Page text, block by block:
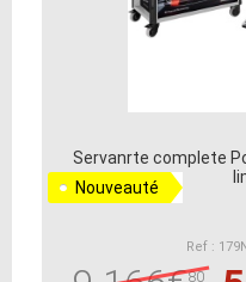
Servanrte complete
Nouveauté
Ref :
80